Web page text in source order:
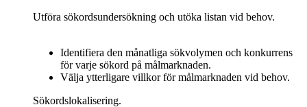
Utföra sökordsundersökning och utöka listan vid behov.
Identifiera den månatliga sökvolymen och konkurrens
för varje sökord på målmarknaden.
Välja ytterligare villkor för målmarknaden vid behov.
Sökordslokalisering.